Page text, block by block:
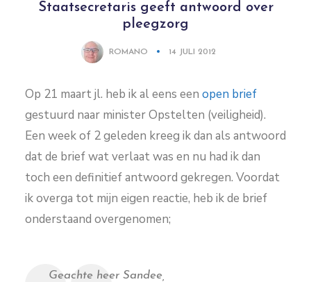
Staatsecretaris geeft antwoord over
pleegzorg
ROMANO 14 JULI 2012
Op 21 maart jl. heb ik al eens een open brief
gestuurd naar minister Opstelten (veiligheid).
Een week of 2 geleden kreeg ik dan als antwoord
dat de brief wat verlaat was en nu had ik dan
toch een definitief antwoord gekregen. Voordat
ik overga tot mijn eigen reactie, heb ik de brief
onderstaand overgenomen;
Geachte heer Sandee,